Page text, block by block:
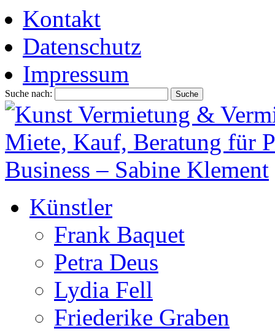
Kontakt
Datenschutz
Impressum
Suche nach:
Künstler
Frank Baquet
Petra Deus
Lydia Fell
Friederike Graben